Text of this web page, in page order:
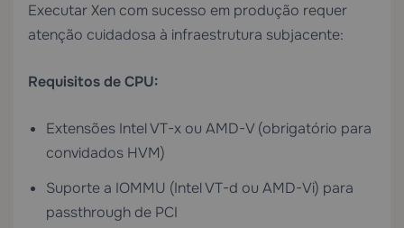
Executar Xen com sucesso em produção requer
atenção cuidadosa à infraestrutura subjacente:
Requisitos de CPU:
Extensões Intel VT-x ou AMD-V (obrigatório para
convidados HVM)
Suporte a IOMMU (Intel VT-d ou AMD-Vi) para
passthrough de PCI